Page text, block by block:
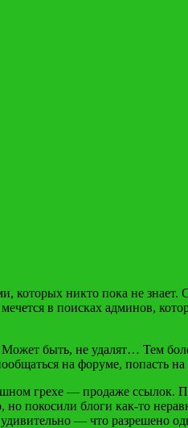
которых никто пока не знает.
в поисках админов,
быть, не удалят… Тем
на форуме, попасть на
грехе — продаже ссылок.
покосили блоги как-то
— что разрешено